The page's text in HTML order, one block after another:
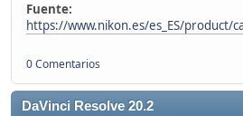
Fuente:
https://www.nikon.es/es_ES/product/
0 Comentarios
DaVinci Resolve 20.2